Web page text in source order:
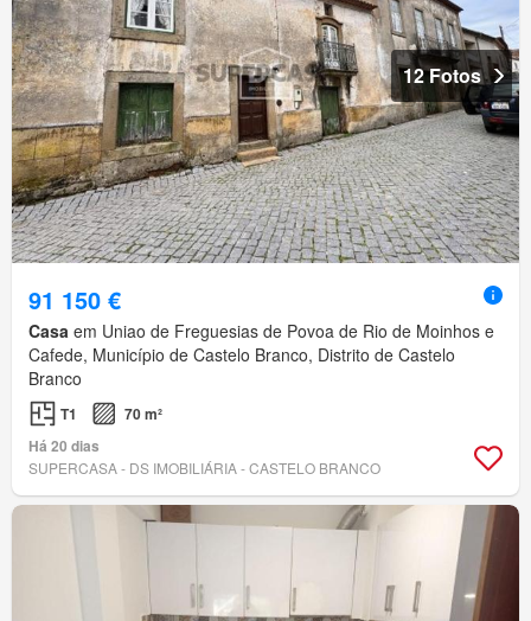
12 Fotos
91 150 €
Casa em Uniao de Freguesias de Povoa de Rio de Moinhos e
Cafede, Município de Castelo Branco, Distrito de Castelo
Branco
T1
70 m²
Há 20 dias
SUPERCASA - DS IMOBILIÁRIA - CASTELO BRANCO